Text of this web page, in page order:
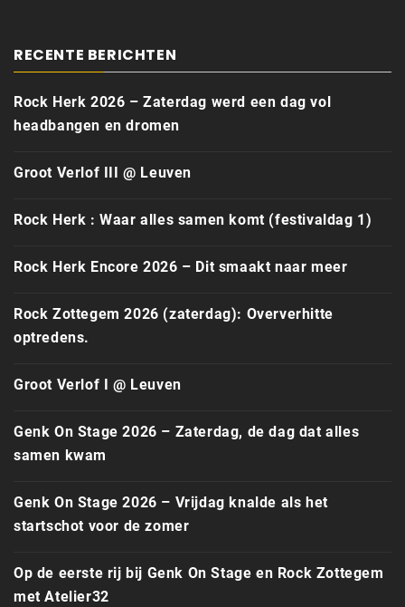
RECENTE BERICHTEN
Rock Herk 2026 – Zaterdag werd een dag vol
headbangen en dromen
Groot Verlof III @ Leuven
Rock Herk : Waar alles samen komt (festivaldag 1)
Rock Herk Encore 2026 – Dit smaakt naar meer
Rock Zottegem 2026 (zaterdag): Oververhitte
optredens.
Groot Verlof I @ Leuven
Genk On Stage 2026 – Zaterdag, de dag dat alles
samen kwam
Genk On Stage 2026 – Vrijdag knalde als het
startschot voor de zomer
Op de eerste rij bij Genk On Stage en Rock Zottegem
met Atelier32